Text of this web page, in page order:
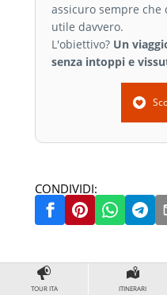
assicuro sempre che
utile davvero.
L'obiettivo? Un
senza intoppi e
CONDIVIDI:
TOUR ITA ITINERARI